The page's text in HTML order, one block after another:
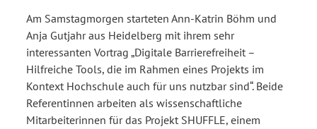
Am Samstagmorgen starteten Ann-Katrin Böhm und
Anja Gutjahr aus Heidelberg mit ihrem sehr
interessanten Vortrag „Digitale Barrierefreiheit –
Hilfreiche Tools, die im Rahmen eines Projekts im
Kontext Hochschule auch für uns nutzbar sind“. Beide
Referentinnen arbeiten als wissenschaftliche
Mitarbeiterinnen für das Projekt SHUFFLE, einem